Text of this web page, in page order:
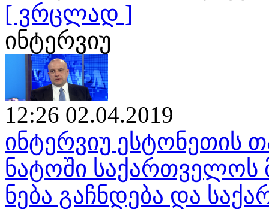
[ ვრცლად ]
ინტერვიუ
12:26 02.04.2019
ინტერვიუ ესტონეთის
ნატოში საქართველოს
ნება გაჩნდება და